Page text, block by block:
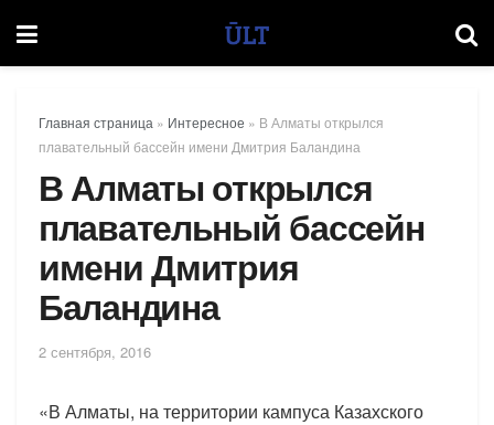
Главная страница » Интересное » В Алматы открылся
плавательный бассейн имени Дмитрия Баландина
В Алматы открылся
плавательный бассейн
имени Дмитрия
Баландина
2 сентября, 2016
«В Алматы, на территории кампуса Казахского